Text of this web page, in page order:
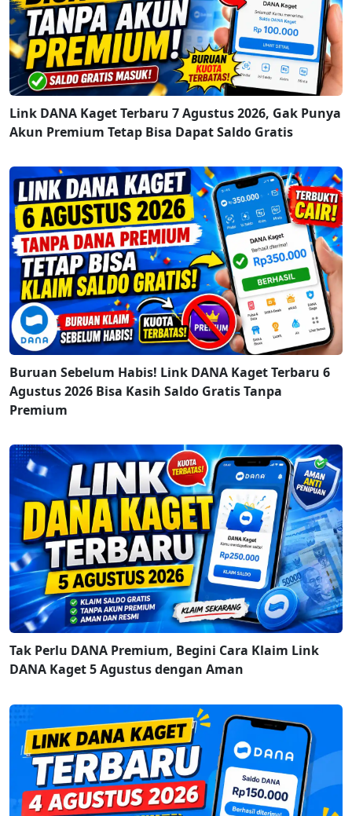
Link DANA Kaget Terbaru 7 Agustus 2026, Gak Punya
Akun Premium Tetap Bisa Dapat Saldo Gratis
Buruan Sebelum Habis! Link DANA Kaget Terbaru 6
Agustus 2026 Bisa Kasih Saldo Gratis Tanpa
Premium
Tak Perlu DANA Premium, Begini Cara Klaim Link
DANA Kaget 5 Agustus dengan Aman